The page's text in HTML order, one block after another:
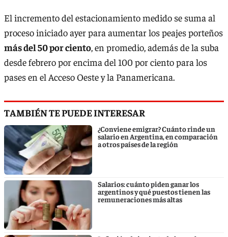
El incremento del estacionamiento medido se suma al
proceso iniciado ayer para aumentar los peajes porteños
más del 50 por ciento, en promedio, además de la suba
desde febrero por encima del 100 por ciento para los
pases en el Acceso Oeste y la Panamericana.
TAMBIÉN TE PUEDE INTERESAR
¿Conviene emigrar? Cuánto rinde un
salario en Argentina, en comparación
a otros países de la región
Salarios: cuánto piden ganar los
argentinos y qué puestos tienen las
remuneraciones más altas